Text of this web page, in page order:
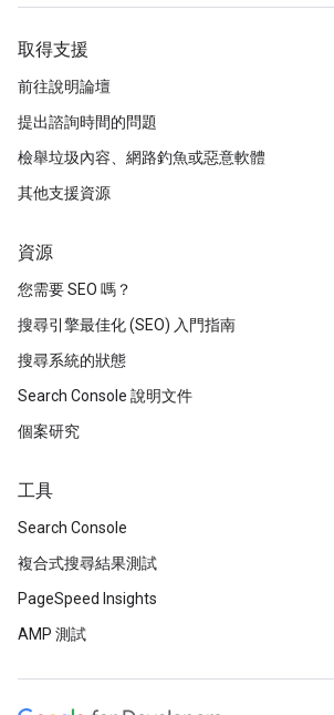
取得支援
前往說明論壇
提出諮詢時間的問題
檢舉垃圾內容、網路釣魚或惡意軟體
其他支援資源
資源
您需要 SEO 嗎？
搜尋引擎最佳化 (SEO) 入門指南
搜尋系統的狀態
Search Console 說明文件
個案研究
工具
Search Console
複合式搜尋結果測試
PageSpeed Insights
AMP 測試